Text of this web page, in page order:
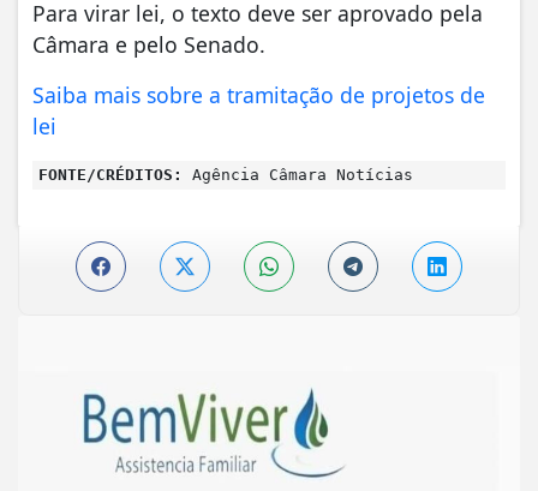
Para virar lei, o texto deve ser aprovado pela
Câmara e pelo Senado.
Saiba mais sobre a tramitação de projetos de
lei
FONTE/CRÉDITOS: Agência Câmara Notícias